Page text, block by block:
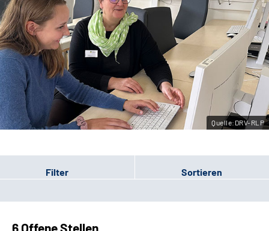
Beratungsstellen &
Zuweisende
Suche
Leichte Sprache
Gebärdensprache
Quelle:DRV-RLP
Filter Sortieren
6 Offene Stellen